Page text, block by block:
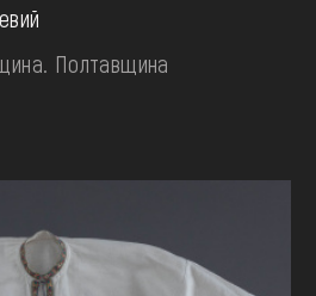
Полтавщина